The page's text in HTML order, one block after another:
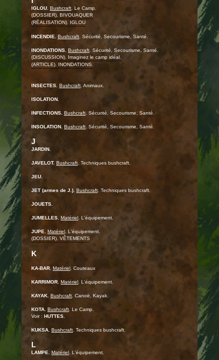
IGLOU. Bushcraft . Le Camp.
(DOSSIER). BIVOUAQUER
(RÉALISATION). IGLOU
INCENDIE. Bushcraft . Sécurité, Secourisme, Santé.
INONDATIONS. Bushcraft . Sécurité, Secourisme, Santé.
(DISCUSSION). Imaginez le camp idéal.
(ARTICLE). INONDATIONS.
INSECTES. Bushcraft . Animaux.
ISOLATION.
INFECTIONS. Bushcraft . Sécurité, Secourisme, Santé.
INSOLATION. Bushcraft . Sécurité, Secourisme, Santé.
J
JARDIN.
JAVELOT. Bushcraft . Techniques bushcraft.
JEU.
JET (armes de J.). Bushcraft . Techniques bushcraft.
JOUETS.
JUMELLES. Matériel . L'équipement.
JUPE. Matériel . L'équipement.
(DOSSIER). VÊTEMENTS
K
KA-BAR. Matériel . Couteaux
KARRIMOR. Matériel . L'équipement.
KAYAK. Bushcraft . Canoë, Kayak.
KOTA. Bushcraft . Le Camp.
Voir : HUTTES.
KUKSA. Bushcraft . Techniques bushcraft.
L
LAMPE. Matériel . L'équipement.